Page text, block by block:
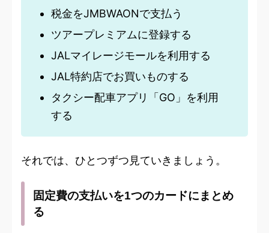
税金をJMBWAONで支払う
ツアープレミアムに登録する
JALマイレージモールを利用する
JAL特約店でお買いものする
タクシー配車アプリ「GO」を利用
する
それでは、ひとつずつ見ていきましょう。
固定費の支払いを1つのカードにまとめ
る